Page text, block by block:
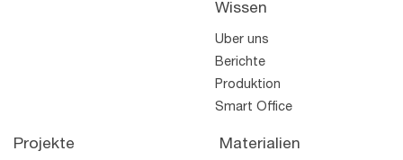
Wissen
Über uns
Berichte
Produktion
Smart Office
Projekte Materialien